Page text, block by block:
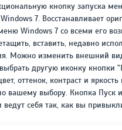
кнопку запуска
7. Восстанавливает
Windows 7 со всеми его
вставить, недавно
Можно изменить внешний
другую иконку кнопки
оттенок, контраст и
вашему выбору. Кнопка Пуск
ведут себя так, как вы